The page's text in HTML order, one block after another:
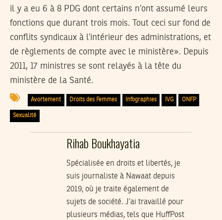
il y a eu 6 à 8 PDG dont certains n’ont assumé leurs
fonctions que durant trois mois. Tout ceci sur fond de
conflits syndicaux à l’intérieur des administrations, et
de règlements de compte avec le ministère». Depuis
2011, 17 ministres se sont relayés à la tête du
ministère de la Santé.
Avortement Droits des Femmes Infographies IVG ONFP
Sexualité
Rihab Boukhayatia
Spécialisée en droits et libertés, je
suis journaliste à Nawaat depuis
2019, où je traite également de
sujets de société. J’ai travaillé pour
plusieurs médias, tels que HuffPost